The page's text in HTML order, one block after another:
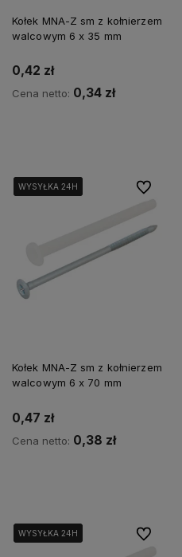
Kołek MNA-Z sm z kołnierzem
walcowym 6 x 35 mm
0,42 zł
Cena netto: 0,34 zł
WYSYŁKA 24H
WYSYŁKA 24H
WYSYŁKA 24H
Kołek MNA-Z sm z kołnierzem
walcowym 6 x 70 mm
0,47 zł
Cena netto: 0,38 zł
Do
WYSYŁKA 24H
WYSYŁKA 24H Do